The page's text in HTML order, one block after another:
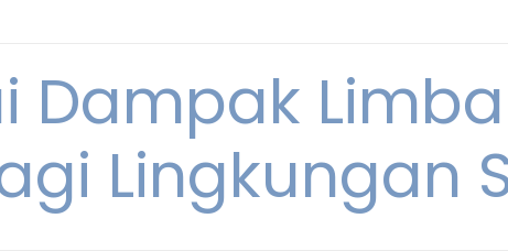
Dampak
Lingkungan